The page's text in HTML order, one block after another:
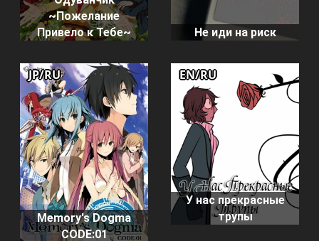
~Пожелание
Привело к Тебе~
Не иди на риск
Memory's Dogma
CODE:01
JP/RU
У нас прекрасные
трупы
EN/RU